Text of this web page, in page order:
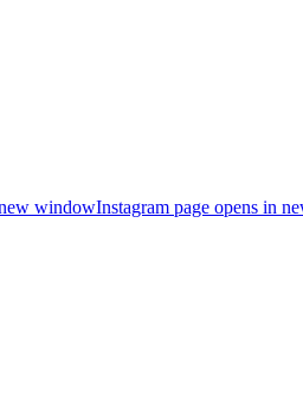
windowInstagram page opens in